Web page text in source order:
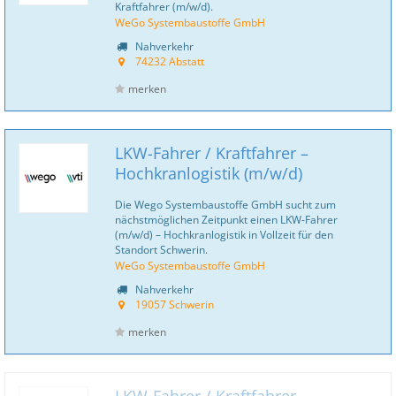
Kraftfahrer (m/w/d).
WeGo Systembaustoffe GmbH
Nahverkehr
74232 Abstatt
merken
LKW-Fahrer / Kraftfahrer –
Hochkranlogistik (m/w/d)
Die Wego Systembaustoffe GmbH sucht zum
nächstmöglichen Zeitpunkt einen LKW-Fahrer
(m/w/d) – Hochkranlogistik in Vollzeit für den
Standort Schwerin.
WeGo Systembaustoffe GmbH
Nahverkehr
19057 Schwerin
merken